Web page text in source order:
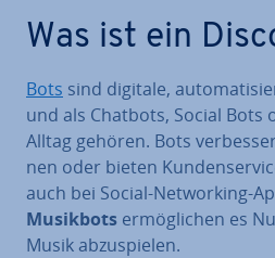
Was ist ein
Bots sind digitale,
und als Chatbots, Social
Alltag gehören. Bots
nen oder bieten
auch bei Social-Net­wor­king-
Musikbots er­mög­li­chen es
Musik ab­zu­spie­len.